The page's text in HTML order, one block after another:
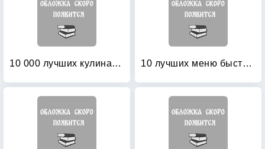
10 000 лучших кулинарных рецептов 10 лучших меню быстрого приготовления